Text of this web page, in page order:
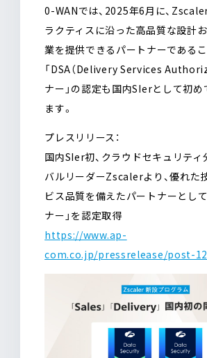
0-WANでは、2025年6月に、
ラクティスに沿った高品質な設計
業を提供できるパートナーである
「DSA（Delivery Services
ナー」の認定も国内SIerとして初め
ます。
プレスリリース：
国内SIer初、クラウドセキュリティ
バルリーダーZscalerより、優れた
ビス品質を備えたパートナーとし
ナー」を認定取得
https://www.ap-
com.co.jp/pressrelease/post-